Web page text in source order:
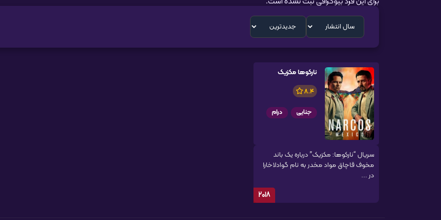
نارکوها مکزیک
8.4
جنایی درام
سریال “نارکوها: مکزیک” درباره یک باند
مخوف قاچاق مواد مخدر به نام گوادلاخارا
در ...
2018